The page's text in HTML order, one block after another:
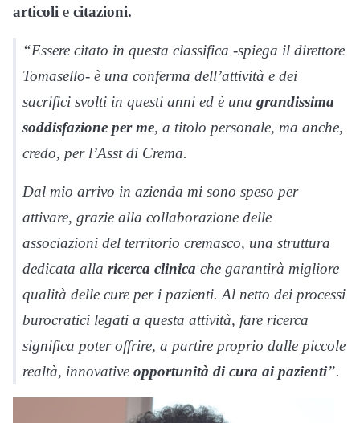
articoli e citazioni.
“Essere citato in questa classifica -spiega il direttore
Tomasello- è una conferma dell’attività e dei
sacrifici svolti in questi anni ed è una grandissima
soddisfazione per me, a titolo personale, ma anche,
credo, per l’Asst di Crema.
Dal mio arrivo in azienda mi sono speso per
attivare, grazie alla collaborazione delle
associazioni del territorio cremasco, una struttura
dedicata alla ricerca clinica che garantirà migliore
qualità delle cure per i pazienti. Al netto dei processi
burocratici legati a questa attività, fare ricerca
significa poter offrire, a partire proprio dalle piccole
realtà, innovative opportunità di cura ai pazienti”.